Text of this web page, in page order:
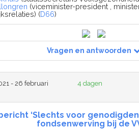
(viceminister-president ,
(D66)
Vragen en antwoorden
- 26 februari
4 dagen
‘Slechts voor
fondsenwerving bij de